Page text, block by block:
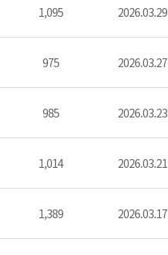
1,095 2026.03.29
975 2026.03.27
985 2026.03.23
1,014 2026.03.21
1,389 2026.03.17